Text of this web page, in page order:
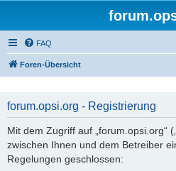
FAQ
Foren-Übersicht
forum.opsi.org - Registrierung
Mit dem Zugriff auf „forum.opsi.org“
zwischen Ihnen und dem Betreiber
Regelungen geschlossen: